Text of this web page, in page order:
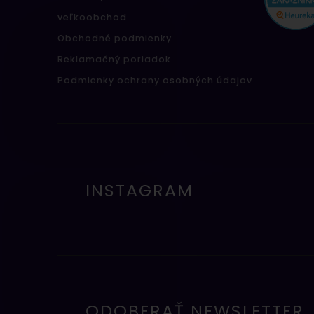
veľkoobchod
Obchodné podmienky
Reklamačný poriadok
Podmienky ochrany osobných údajov
INSTAGRAM